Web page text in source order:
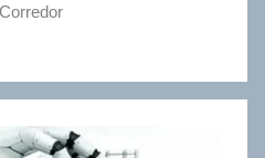
Сorredor